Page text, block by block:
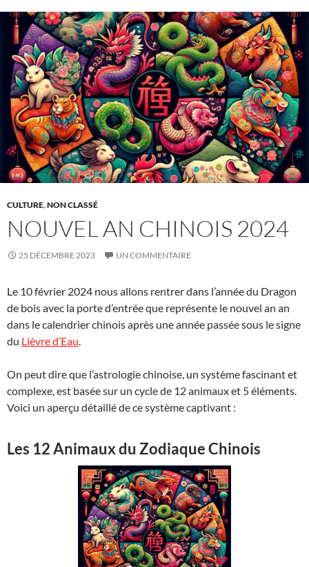
CULTURE,NON CLASSÉ
NOUVEL AN CHINOIS 2024
25 DÉCEMBRE 2023 UN COMMENTAIRE
Le 10 février 2024 nous allons rentrer dans l’année du Dragon
de bois avec la porte d’entrée que représente le nouvel an an
dans le calendrier chinois après une année passée sous le signe
du Lièvre d’Eau.
On peut dire que l’astrologie chinoise, un système fascinant et
complexe, est basée sur un cycle de 12 animaux et 5 éléments.
Voici un aperçu détaillé de ce système captivant :
Les 12 Animaux du Zodiaque Chinois